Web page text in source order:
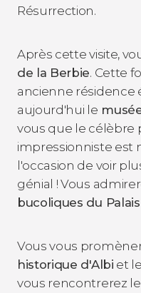
Résurrection.
Après cette visite,
de la Berbie. Cette
ancienne résidence
aujourd'hui le
vous que le célèbre
impressionniste est
l'occasion de voir
génial ! Vous
bucoliques du
Vous vous
historique d'Albi et
vous rencontrerez le